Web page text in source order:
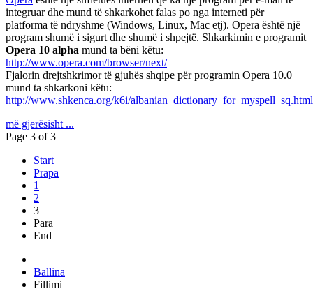
integruar dhe mund të shkarkohet falas po nga interneti për
platforma të ndryshme (Windows, Linux, Mac etj). Opera është një
program shumë i sigurt dhe shumë i shpejtë. Shkarkimin e programit
Opera 10 alpha mund ta bëni këtu:
http://www.opera.com/browser/next/
Fjalorin drejtshkrimor të gjuhës shqipe për programin Opera 10.0
mund ta shkarkoni këtu:
http://www.shkenca.org/k6i/albanian_dictionary_for_myspell_sq.html
më gjerësisht ...
Page 3 of 3
Start
Prapa
1
2
3
Para
End
Ballina
Fillimi